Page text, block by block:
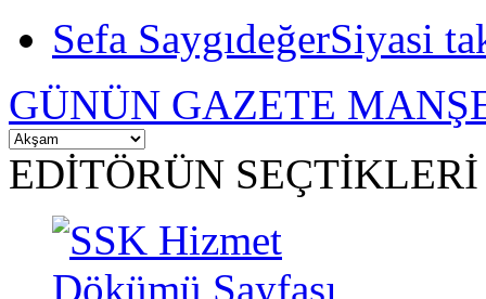
Sefa SaygıdeğerSiyasi
GÜNÜN GAZETE
EDİTÖRÜN SEÇTİKLERİ